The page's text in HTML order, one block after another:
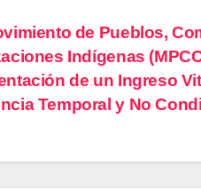
de Pueblos,
Indígenas
de un Ingreso
Temporal y No